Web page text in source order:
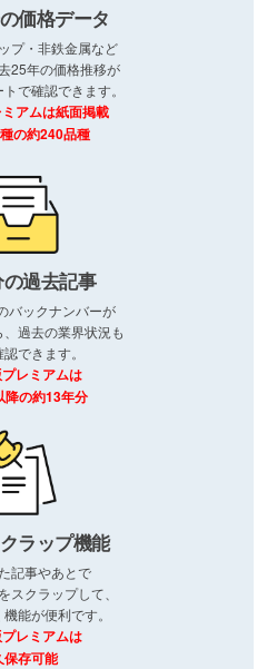
価格データ
プ・非鉄金属など
25年の価格推移が
で確認できます。
アムは紙面掲載
の約240品種
の過去記事
バックナンバーが
過去の業界状況も
できます。
レミアムは
降の約13年分
ラップ機能
記事やあとで
スクラップして、
能が便利です。
レミアムは
保存可能